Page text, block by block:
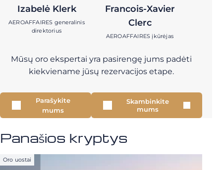
Izabelė Klerk
AEROAFFAIRES generalinis
direktorius
Francois-Xavier
Clerc
AEROAFFAIRES įkūrėjas
Mūsų oro ekspertai yra pasirengę jums padėti
kiekviename jūsų rezervacijos etape.
Parašykite
mums
Skambinkite
mums
Panašios kryptys
Oro uostai